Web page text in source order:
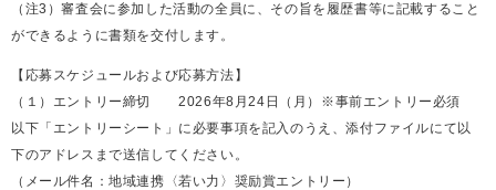
（注3）審査会に参加した活動の全員に、その旨を履歴書等に記載すること
ができるように書類を交付します。
【応募スケジュールおよび応募方法】
（１）エントリー締切 2026年8月24日（月）※事前エントリー必須
以下「エントリーシート」に必要事項を記入のうえ、添付ファイルにて以
下のアドレスまで送信してください。
（メール件名：地域連携〈若い力〉奨励賞エントリー）